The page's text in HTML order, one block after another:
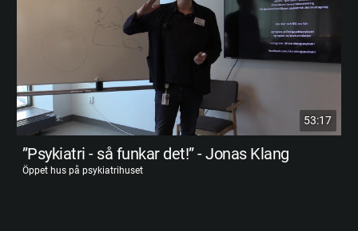
53:17
”Psykiatri - så funkar det!” - Jonas Klang
Öppet hus på psykiatrihuset